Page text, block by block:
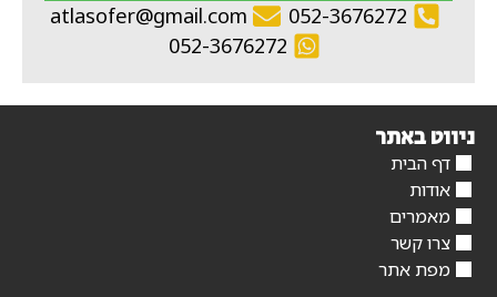
052-3676272
atlasofer@gmail.com
052-3676272
ניווט באתר
דף הבית
אודות
מאמרים
צרו קשר
מפת אתר